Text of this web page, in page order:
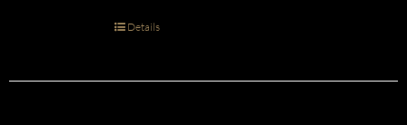
Details